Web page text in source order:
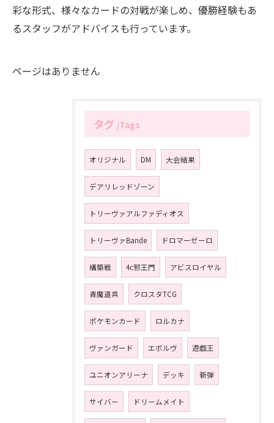
彩な形式、様々なカードの対戦が楽しめ、優勝経験もあ
るスタッフがアドバイスも行っています。
ページはありません
タグ Tags
オリジナル DM 大会結果
デアリレッドゾーン
トリーヴァアルファディオス
トリーヴァBande ドロマーゼーロ
構築戦 4c邪王門 アビスロイヤル
青魔道具 クロスタTCG
ポケモンカード ロルカナ
ヴァンガード エボルヴ 遊戯王
ユニオンアリーナ デッキ 新弾
サイバー ドリームメイト